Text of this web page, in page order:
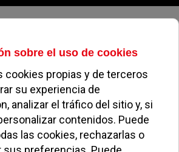
06 de agosto de 2026
Del Carmen